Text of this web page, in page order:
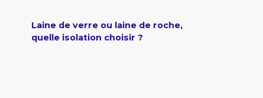
Laine de verre ou laine de roche,
quelle isolation choisir ?